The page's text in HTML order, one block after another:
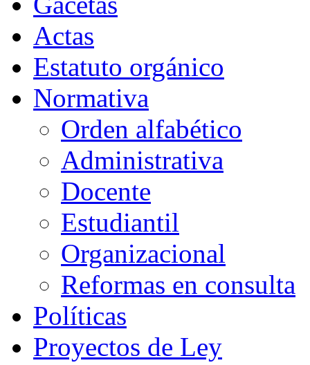
Actas
Estatuto orgánico
Normativa
Orden alfabético
Administrativa
Docente
Estudiantil
Organizacional
Reformas en consulta
Políticas
Proyectos de Ley